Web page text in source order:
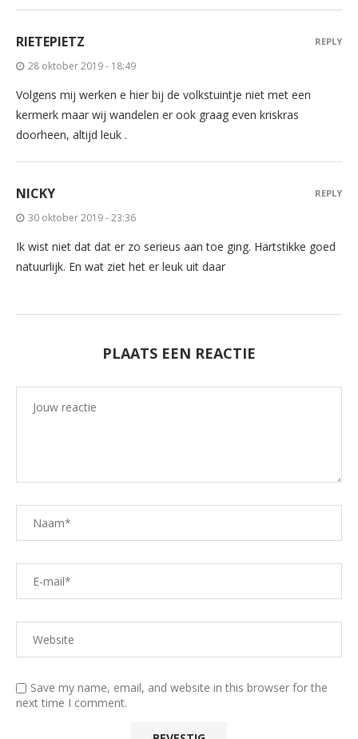
RIETEPIETZ
28 oktober 2019 - 18:49
Volgens mij werken e hier bij de volkstuintje niet met een
kermerk maar wij wandelen er ook graag even kriskras
doorheen, altijd leuk .
REPLY
NICKY
30 oktober 2019 - 23:36
Ik wist niet dat dat er zo serieus aan toe ging. Hartstikke goed
natuurlijk. En wat ziet het er leuk uit daar
REPLY
PLAATS EEN REACTIE
Save my name, email, and website in this browser for the
next time I comment.